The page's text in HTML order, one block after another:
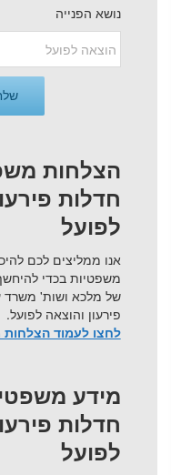
נושא הפנייה
הצלחות
חדלות
לפועל
אנו ממליצים לכם
משפטיות בכדי
של מלכא ושות' משרד
פירעון והוצאה לפועל.
לחצו לעמוד
מידע
חדלות
לפועל